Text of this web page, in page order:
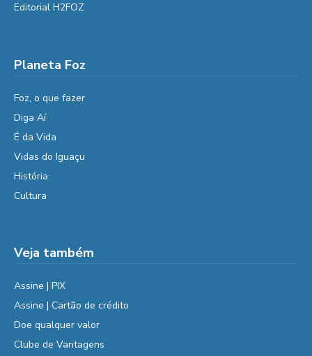
Editorial H2FOZ
Planeta Foz
Foz, o que fazer
Diga Aí
É da Vida
Vidas do Iguaçu
História
Cultura
Veja também
Assine | PIX
Assine | Cartão de crédito
Doe qualquer valor
Clube de Vantagens